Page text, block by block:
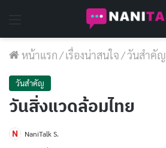
หน้าแรก/เรื่องน่าสนใจ/วันสำคัญ
วันสำคัญ
วันสิ่งแวดล้อมไทย
NaniTalk S.